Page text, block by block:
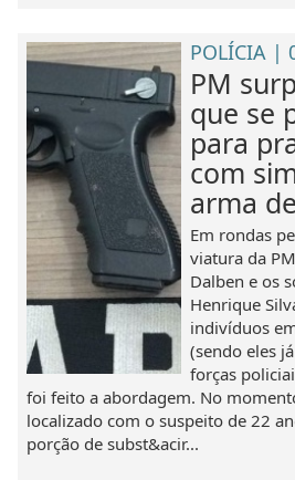
POLÍCIA |
PM
que se
para
com
arma
Em rondas
viatura da
Dalben e os
Henrique
indivíduos
(sendo eles
forças
foi feito a abordagem. No
localizado com o suspeito de 22
porção de subst&acir...